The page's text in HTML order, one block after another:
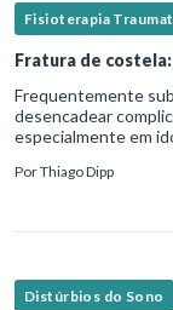
Fisioterapia
Fratura de
Frequentemente
desencadear
especialmente em
cená
PorThiago Dipp
Distúrbios do Sono